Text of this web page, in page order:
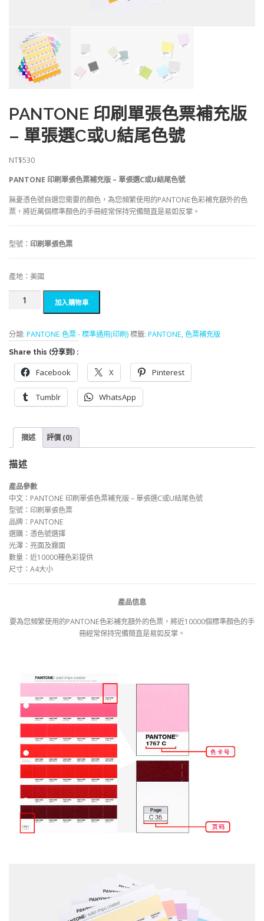
PANTONE 印刷單張色票補充版
– 單張選C或U結尾色號
NT$530
PANTONE 印刷單張色票補充版 – 單張選C或U結尾色號
無憂憑色號自選您需要的顏色，為您頻繁使用的PANTONE色彩補充額外的色
票，將近萬個標準顏色的手冊經常保持完備簡直是易如反掌。
型號： 印刷單張色票
產地：美國
PANTONE
單
張
色
票
補
充
單
選
C
U
結
尾
色
號
數
量
加入購物車
分類: PANTONE 色票 - 標準通用(印刷)標籤: PANTONE, 色票補充版
Share this (分享到) :
Facebook X Pinterest
Tumblr WhatsApp
描述 評價 (0)
描述
產品參數
中文：PANTONE 印刷單張色票補充版 – 單張選C或U結尾色號
型號：印刷單張色票
品牌：PANTONE
選購：憑色號選擇
光澤：亮面及霧面
數量：近10000種色彩提供
尺寸：A4大小
產品信息
要為您頻繁使用的PANTONE色彩補充額外的色票，將近10000個標準顏色的手
冊經常保持完備簡直是易如反掌。